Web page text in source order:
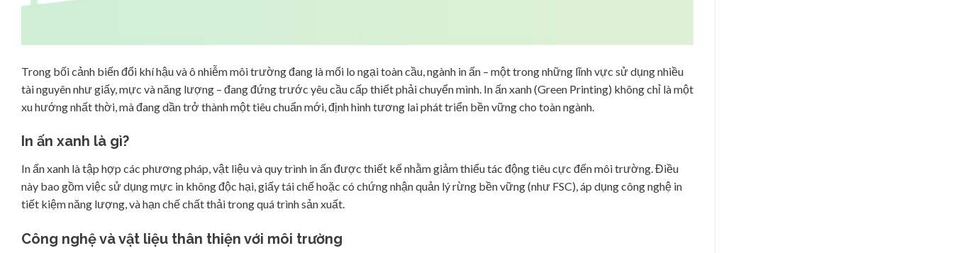
Trong bối cảnh biến đổi khí hậu và ô nhiễm môi trường đang là mối lo ngại toàn cầu, ngành in ấn – một trong những lĩnh vực sử dụng nhiều
tài nguyên như giấy, mực và năng lượng – đang đứng trước yêu cầu cấp thiết phải chuyển mình. In ấn xanh (Green Printing) không chỉ là một
xu hướng nhất thời, mà đang dần trở thành một tiêu chuẩn mới, định hình tương lai phát triển bền vững cho toàn ngành.
In ấn xanh là gì?
In ấn xanh là tập hợp các phương pháp, vật liệu và quy trình in ấn được thiết kế nhằm giảm thiểu tác động tiêu cực đến môi trường. Điều
này bao gồm việc sử dụng mực in không độc hại, giấy tái chế hoặc có chứng nhận quản lý rừng bền vững (như FSC), áp dụng công nghệ in
tiết kiệm năng lượng, và hạn chế chất thải trong quá trình sản xuất.
Công nghệ và vật liệu thân thiện với môi trường